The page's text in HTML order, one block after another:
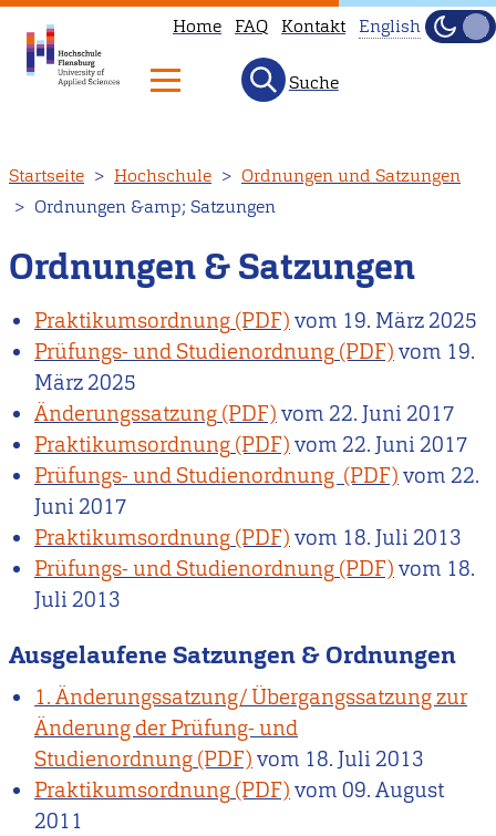
zum
Inhalt
Home FAQ Kontakt
not
English.
Head
to
our
English
main
page
instead.
English
Hell
Suche
Startseite Hochschule
Ordnungen und Satzungen
Ordnungen &amp; Satzungen
Ordnungen & Satzungen
Praktikumsordnung vom 19. März 2025
Prüfungs- und Studienordnung
vom 19.
März 2025
Änderungssatzung
vom22. Juni 2017
Praktikumsordnung
vom22. Juni 2017
Prüfungs- und Studienordnung
vom22.
Juni 2017
Praktikumsordnung
vom 18. Juli 2013
Prüfungs- und Studienordnung
vom 18.
Juli 2013
Ausgelaufene Satzungen & Ordnungen
1. Änderungssatzung/ Übergangssatzung zur
Änderung der Prüfung- und
Studienordnung
vom 18. Juli 2013
Praktikumsordnung
vom09. August
2011